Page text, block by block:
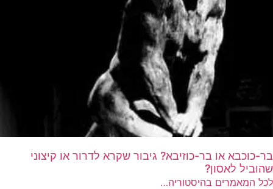
בר-כוכבא או בר-כוזיבא? גיבור שקרא לדרור או קיצוני
שהוביל לאסון?
לכל המאמרים בהיסטוריה…